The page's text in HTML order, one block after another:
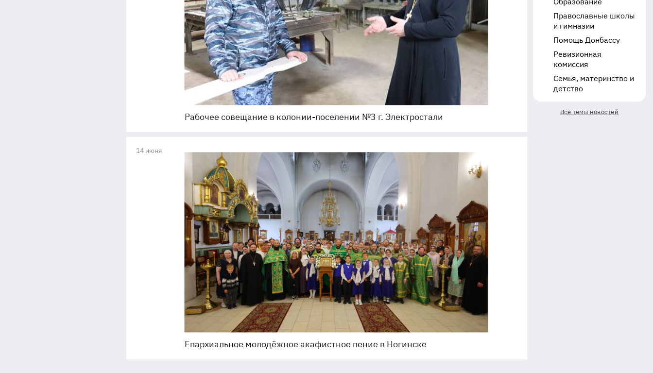
Рабочее совещание в колонии-поселении №3 г. Электростали
14 июня
Епархиальное молодёжное акафистное пение в Ногинске
Православные школы
и гимназии
Помощь Донбассу
Ревизионная
комиссия
Семья, материнство и
детство
Все темы новостей